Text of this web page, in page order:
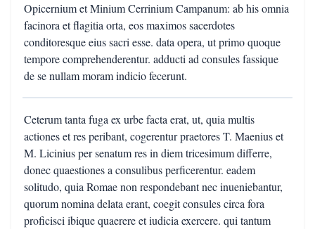
Opicernium et Minium Cerrinium Campanum: ab his omnia
facinora et flagitia orta, eos maximos sacerdotes
conditoresque eius sacri esse. data opera, ut primo quoque
tempore comprehenderentur. adducti ad consules fassique
de se nullam moram indicio fecerunt.
Ceterum tanta fuga ex urbe facta erat, ut, quia multis
actiones et res peribant, cogerentur praetores T. Maenius et
M. Licinius per senatum res in diem tricesimum differre,
donec quaestiones a consulibus perficerentur. eadem
solitudo, quia Romae non respondebant nec inueniebantur,
quorum nomina delata erant, coegit consules circa fora
proficisci ibique quaerere et iudicia exercere. qui tantum